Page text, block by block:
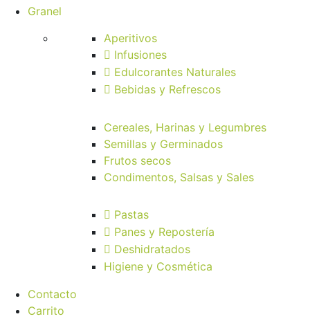
Granel
Aperitivos
Infusiones
Edulcorantes Naturales
Bebidas y Refrescos
Cereales, Harinas y Legumbres
Semillas y Germinados
Frutos secos
Condimentos, Salsas y Sales
Pastas
Panes y Repostería
Deshidratados
Higiene y Cosmética
Contacto
Carrito